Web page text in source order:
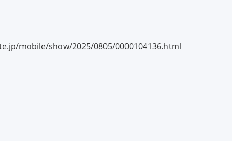
mobile/show/2025/0805/0000104136.html